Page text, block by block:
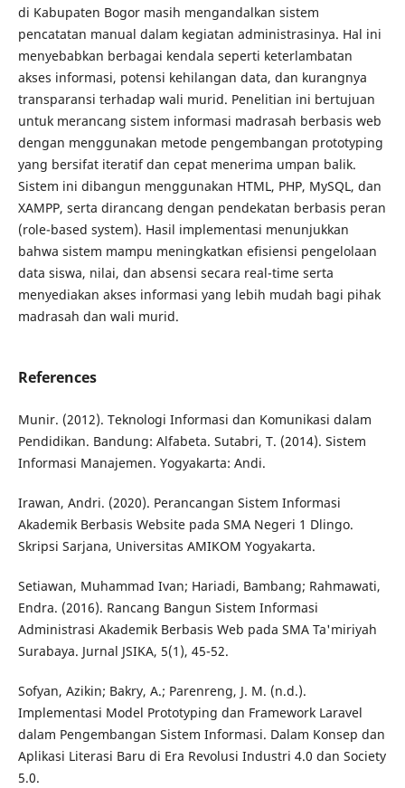
di Kabupaten Bogor masih mengandalkan sistem
pencatatan manual dalam kegiatan administrasinya. Hal ini
menyebabkan berbagai kendala seperti keterlambatan
akses informasi, potensi kehilangan data, dan kurangnya
transparansi terhadap wali murid. Penelitian ini bertujuan
untuk merancang sistem informasi madrasah berbasis web
dengan menggunakan metode pengembangan prototyping
yang bersifat iteratif dan cepat menerima umpan balik.
Sistem ini dibangun menggunakan HTML, PHP, MySQL, dan
XAMPP, serta dirancang dengan pendekatan berbasis peran
(role-based system). Hasil implementasi menunjukkan
bahwa sistem mampu meningkatkan efisiensi pengelolaan
data siswa, nilai, dan absensi secara real-time serta
menyediakan akses informasi yang lebih mudah bagi pihak
madrasah dan wali murid.
References
Munir. (2012). Teknologi Informasi dan Komunikasi dalam
Pendidikan. Bandung: Alfabeta. Sutabri, T. (2014). Sistem
Informasi Manajemen. Yogyakarta: Andi.
Irawan, Andri. (2020). Perancangan Sistem Informasi
Akademik Berbasis Website pada SMA Negeri 1 Dlingo.
Skripsi Sarjana, Universitas AMIKOM Yogyakarta.
Setiawan, Muhammad Ivan; Hariadi, Bambang; Rahmawati,
Endra. (2016). Rancang Bangun Sistem Informasi
Administrasi Akademik Berbasis Web pada SMA Ta'miriyah
Surabaya. Jurnal JSIKA, 5(1), 45-52.
Sofyan, Azikin; Bakry, A.; Parenreng, J. M. (n.d.).
Implementasi Model Prototyping dan Framework Laravel
dalam Pengembangan Sistem Informasi. Dalam Konsep dan
Aplikasi Literasi Baru di Era Revolusi Industri 4.0 dan Society
5.0.